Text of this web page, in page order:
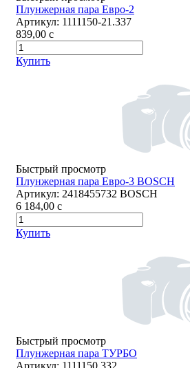
Плунжерная пара Евро-2
Артикул: 1111150-21.337
839,00 c
Купить
Быстрый просмотр
Плунжерная пара Евро-3 BOSCH
Артикул: 2418455732 BOSCH
6 184,00 c
Купить
Быстрый просмотр
Плунжерная пара ТУРБО